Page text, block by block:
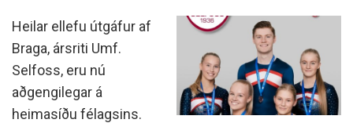
Heilar ellefu útgáfur af
Braga, ársriti Umf.
Selfoss, eru nú
aðgengilegar á
heimasíðu félagsins.